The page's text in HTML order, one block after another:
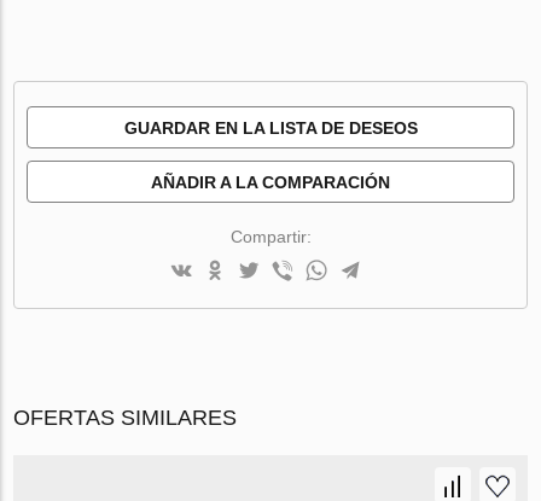
GUARDAR EN LA LISTA DE DESEOS
AÑADIR A LA COMPARACIÓN
Compartir:
OFERTAS SIMILARES